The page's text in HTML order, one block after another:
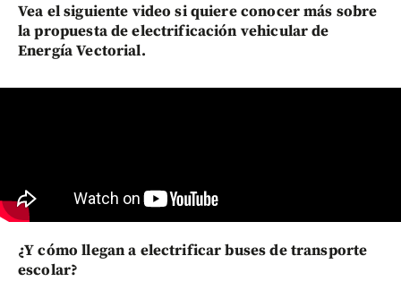
Vea el siguiente video si quiere conocer más sobre
la propuesta de electrificación vehicular de
Energía Vectorial.
¿Y cómo llegan a electrificar buses de transporte
escolar?